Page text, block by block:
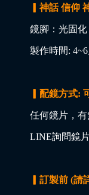
▎神話 信仰
鏡腳：光固
製作時間: 4~6
▎配鏡方式:
任何鏡片，
LINE詢問鏡片
▎訂製前 (請